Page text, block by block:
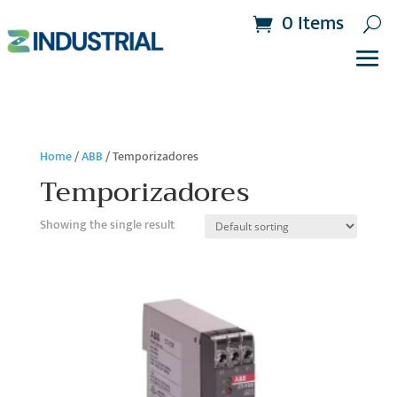
0 Items
Home/ABB/ Temporizadores
Temporizadores
Showing the single result